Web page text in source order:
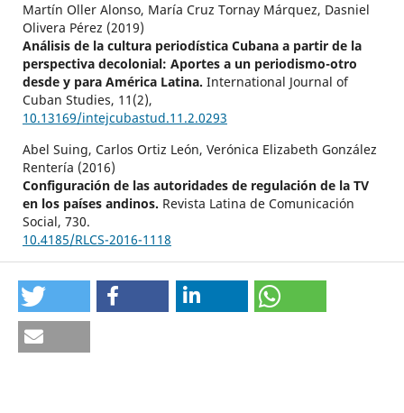
Martín Oller Alonso, María Cruz Tornay Márquez, Dasniel
Olivera Pérez (2019)
Análisis de la cultura periodística Cubana a partir de la
perspectiva decolonial: Aportes a un periodismo-otro
desde y para América Latina. International Journal of
Cuban Studies, 11 (2),
10.13169/intejcubastud.11.2.0293
Abel Suing, Carlos Ortiz León, Verónica Elizabeth González
Rentería (2016)
Configuración de las autoridades de regulación de la TV
en los países andinos. Revista Latina de Comunicación
Social, 730.
10.4185/RLCS-2016-1118
Cabrera (2020)
Un proceso de investigación-acción en la sierra andina
ecuatoriana. Radio Runacunapac y Radio Salinerito:
cuando la precariedad impide lo comunitario.